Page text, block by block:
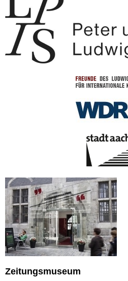
Zeitungsmuseum